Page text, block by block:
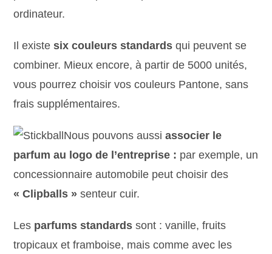
ordinateur.
Il existesix couleurs standards qui peuvent se
combiner. Mieux encore, à partir de 5000 unités,
vous pourrez choisir vos couleurs Pantone, sans
frais supplémentaires.
Nous pouvons aussiassocier le
parfum au logo de l’entreprise : par exemple, un
concessionnaire automobile peut choisir des
« Clipballs » senteur cuir.
Les parfums standardssont : vanille, fruits
tropicaux et framboise, mais comme avec les